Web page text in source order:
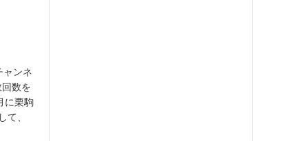
ャンネ
数を
に栗駒
て、